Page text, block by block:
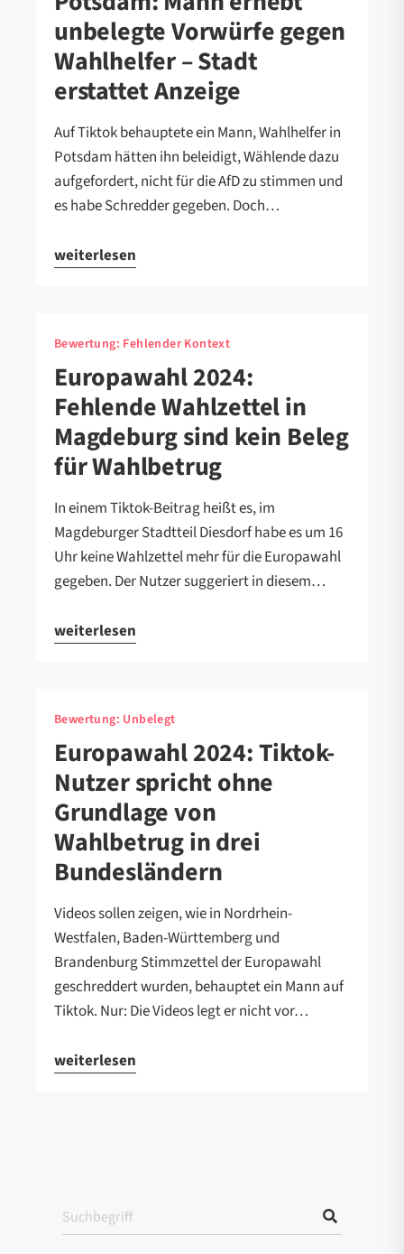
unbelegte Vorwürfe gegen
Wahlhelfer – Stadt
erstattet Anzeige
Auf Tiktok behauptete ein Mann, Wahlhelfer in
Potsdam hätten ihn beleidigt, Wählende dazu
aufgefordert, nicht für die AfD zu stimmen und
es habe Schredder gegeben. Doch…
weiterlesen
Bewertung: Fehlender Kontext
Europawahl 2024:
Fehlende Wahlzettel in
Magdeburg sind kein Beleg
für Wahlbetrug
In einem Tiktok-Beitrag heißt es, im
Magdeburger Stadtteil Diesdorf habe es um 16
Uhr keine Wahlzettel mehr für die Europawahl
gegeben. Der Nutzer suggeriert in diesem…
weiterlesen
Bewertung: Unbelegt
Europawahl 2024: Tiktok-
Nutzer spricht ohne
Grundlage von
Wahlbetrug in drei
Bundesländern
Videos sollen zeigen, wie in Nordrhein-
Westfalen, Baden-Württemberg und
Brandenburg Stimmzettel der Europawahl
geschreddert wurden, behauptet ein Mann auf
Tiktok. Nur: Die Videos legt er nicht vor…
weiterlesen